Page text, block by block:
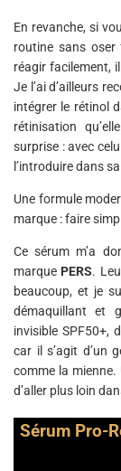
En revanche, si
routine sans
réagir facilement,
Je l’ai d’ailleurs
intégrer le rétinol
rétinisation
surprise : avec
l’introduire dans
Une formule
marque : faire
Ce sérum m’a
marque PERS.
beaucoup, et je
démaquillant et
invisible SPF50+,
car il s’agit d’un
comme la mienne.
d’aller plus loin
Sérum Pro-